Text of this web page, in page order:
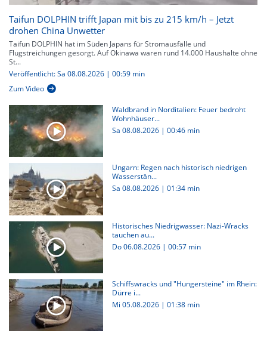
Taifun DOLPHIN trifft Japan mit bis zu 215 km/h – Jetzt
drohen China Unwetter
Taifun DOLPHIN hat im Süden Japans für Stromausfälle und
Flugstreichungen gesorgt. Auf Okinawa waren rund 14.000 Haushalte ohne
St...
Veröffentlicht: Sa 08.08.2026 | 00:59 min
Zum Video
Waldbrand in Norditalien: Feuer bedroht
Wohnhäuser...
Sa 08.08.2026 | 00:46 min
Ungarn: Regen nach historisch niedrigen
Wasserstän...
Sa 08.08.2026 | 01:34 min
Historisches Niedrigwasser: Nazi-Wracks
tauchen au...
Do 06.08.2026 | 00:57 min
Schiffswracks und "Hungersteine" im Rhein:
Dürre i...
Mi 05.08.2026 | 01:38 min